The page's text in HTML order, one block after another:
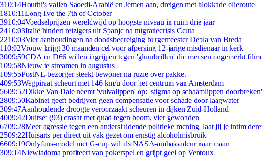
310:14Houthi's vallen Saoedi-Arabië en Jemen aan, dreigen met blokkade olieroute
1810:11Long live the 7th of October
3910:04Voedselprijzen wereldwijd op hoogste niveau in ruim drie jaar
2410:03Italië hindert reizigers uit Spanje na migratiecrisis Ceuta
2210:03Vier aanhoudingen na doodsbedreiging burgemeester Depla van Breda
110:02Vrouw krijgt 30 maanden cel voor afpersing 12-jarige misdienaar in kerk
3009:59CDA en D66 willen ingrijpen tegen 'gluurbrillen' die mensen ongemerkt
109:58Nieuw te streamen in augustus
109:55PostNL-bezorger steekt bewoner na ruzie over pakket
409:53Wegpiraat scheurt met 146 km/u door het centrum van Amsterdam
5609:52Dikke Van Dale neemt 'vulvalippen' op: 'stigma op schaamlippen doorbreken'
2809:50Kabinet geeft bedrijven geen compensatie voor schade door laagwater
309:47Aanhoudende droogte veroorzaakt scheuren in dijken Zuid-Holland
4009:42Duitser (93) crasht met quad tegen boom, vier gewonden
6709:28Meer agressie tegen een andersluidende politieke mening, laat jij je
2509:22Huisarts per direct uit vak gezet om ernstig alcoholmisbruik
6609:19Onlyfans-model met G-cup wil als NASA-ambassadeur naar maan
309:14Niewiadoma profiteert van pokerspel en grijpt geel op Ventoux